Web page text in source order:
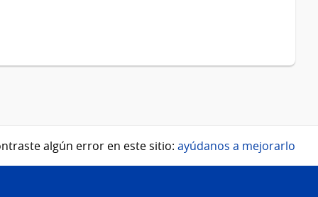
algún error en este sitio: ayúdanos a mejorarlo